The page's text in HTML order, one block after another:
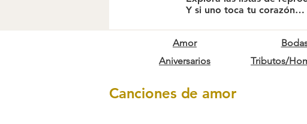
Y si uno toca tu
Amor
Aniversarios
Tributos/
Canciones de amor